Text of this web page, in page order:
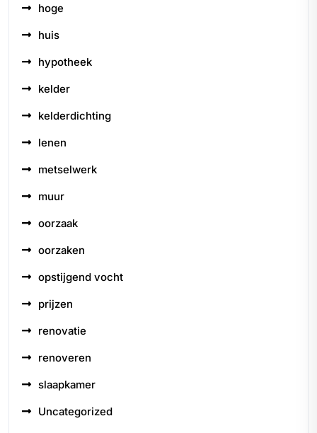
hoge
huis
hypotheek
kelder
kelderdichting
lenen
metselwerk
muur
oorzaak
oorzaken
opstijgend vocht
prijzen
renovatie
renoveren
slaapkamer
Uncategorized